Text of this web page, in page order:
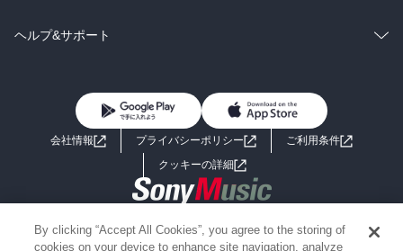
BL・TL
雑誌・グラビア
ラノベ
コミック
ライトノベル 男子向けラノベ
小説
海外小説
ミステリー SF
ヘルプ&サポート
よくあるご質問 お問い合わせ
会社情報 プライバシーポリシー
ご利用条件
クッキーの詳細
Copyright 2017 - 2026 Sony Music Entertainment(Japan) Inc.
Information on the site is for the Japan domestic market only
By clicking “Accept All Cookies”, you agree to the storing of
cookies on your device to enhance site navigation, analyze